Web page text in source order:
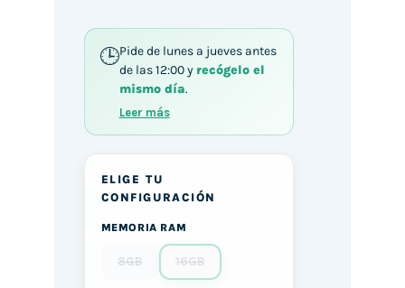
Pide de lunes a jueves antes
de las 12:00 y recógelo el
mismo día.
Leer más
ELIGE TU
CONFIGURACIÓN
MEMORIA RAM
8GB 16GB